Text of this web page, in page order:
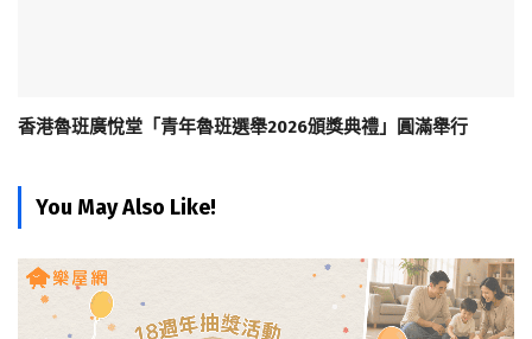
香港魯班廣悅堂「青年魯班選舉2026頒獎典禮」圓滿舉行
You May Also Like!